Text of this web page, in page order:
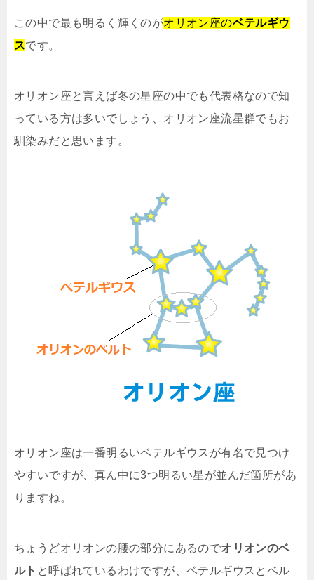
この中で最も明るく輝くのがオリオン座のベテルギウ
スです。
オリオン座と言えば冬の星座の中でも代表格なので知
っている方は多いでしょう、オリオン座流星群でもお
馴染みだと思います。
オリオン座は一番明るいベテルギウスが有名で見つけ
やすいですが、真ん中に3つ明るい星が並んだ箇所があ
りますね。
ちょうどオリオンの腰の部分にあるのでオリオンのベ
ルト と呼ばれているわけですが、ベテルギウスとベル